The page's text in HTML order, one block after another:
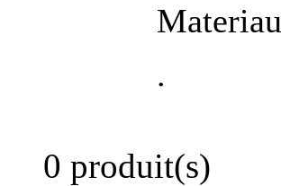
.
0 produit(s)